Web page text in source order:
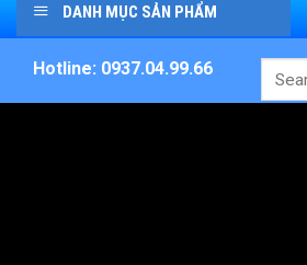
DANH MỤC SẢN PHẨM
Hotline: 0937.04.99.66
Search
for: